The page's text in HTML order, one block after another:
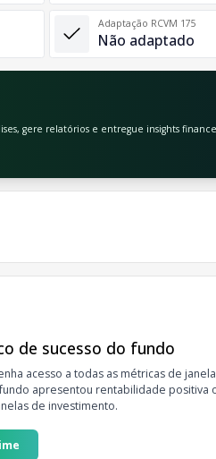
Adaptação RCVM 175
Não adaptado
gere relatórios e entregue insights
de sucesso do fundo
acesso a todas as métricas de
apresentou rentabilidade positiva
de investimento.